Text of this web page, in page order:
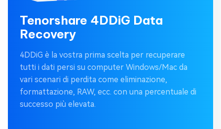
Tenorshare 4DDiG Data
Recovery
4DDiG è la vostra prima scelta per recuperare
tutti i dati persi su computer Windows/Mac da
vari scenari di perdita come eliminazione,
formattazione, RAW, ecc. con una percentuale di
successo più elevata.